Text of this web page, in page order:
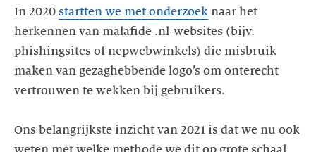
In 2020 startten we met onderzoek naar het
herkennen van malafide .nl-websites (bijv.
phishingsites of nepwebwinkels) die misbruik
maken van gezaghebbende logo’s om onterecht
vertrouwen te wekken bij gebruikers.
Ons belangrijkste inzicht van 2021 is dat we nu ook